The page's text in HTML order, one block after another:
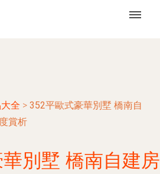
全 > 352平歐式豪華別墅 橋南自
賞析
別墅 橋南自建房